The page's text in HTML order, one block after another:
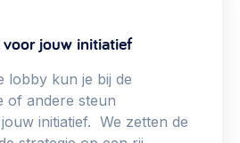
jouw initiatief
lobby kun je bij de
of andere steun
initiatief. We zetten de